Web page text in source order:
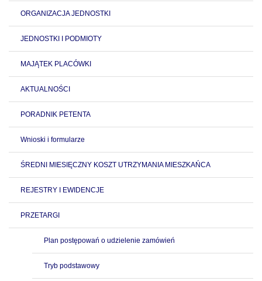
ORGANIZACJA JEDNOSTKI
JEDNOSTKI I PODMIOTY
MAJĄTEK PLACÓWKI
AKTUALNOŚCI
PORADNIK PETENTA
Wnioski i formularze
ŚREDNI MIESIĘCZNY KOSZT UTRZYMANIA MIESZKAŃCA
REJESTRY I EWIDENCJE
PRZETARGI
Plan postępowań o udzielenie zamówień
Tryb podstawowy